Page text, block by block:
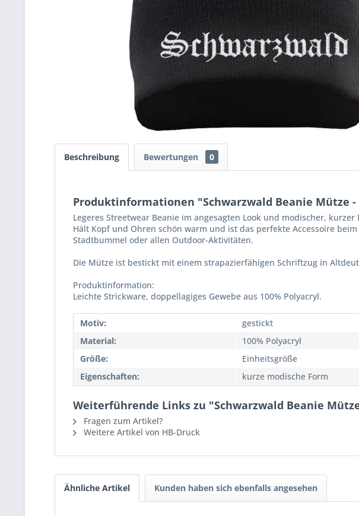
Beschreibung Bewertungen 0
Produktinformationen "Schwarzwald Beanie Mütze
Legeres Streetwear Beanie im angesagten Look und modischer, kurzer
Hält Kopf und Ohren schön warm und ist das perfekte Accessoire
Stadtbummel oder allen Outdoor-Aktivitäten.
Die Mütze ist bestickt mit einem strapazierfähigen Schriftzug in
Produktinformation:
Leichte Strickware, doppellagiges Gewebe aus 100% Polyacryl.
Motiv:
gestickt
Material:
100% Polyacryl
Größe:
Einheitsgröße
Eigenschaften:
kurze modische Form
Weiterführende Links zu "Schwarzwald Beanie
Fragen zum Artikel?
Weitere Artikel von HB-Druck
Ähnliche Artikel Kunden haben sich ebenfalls angesehen